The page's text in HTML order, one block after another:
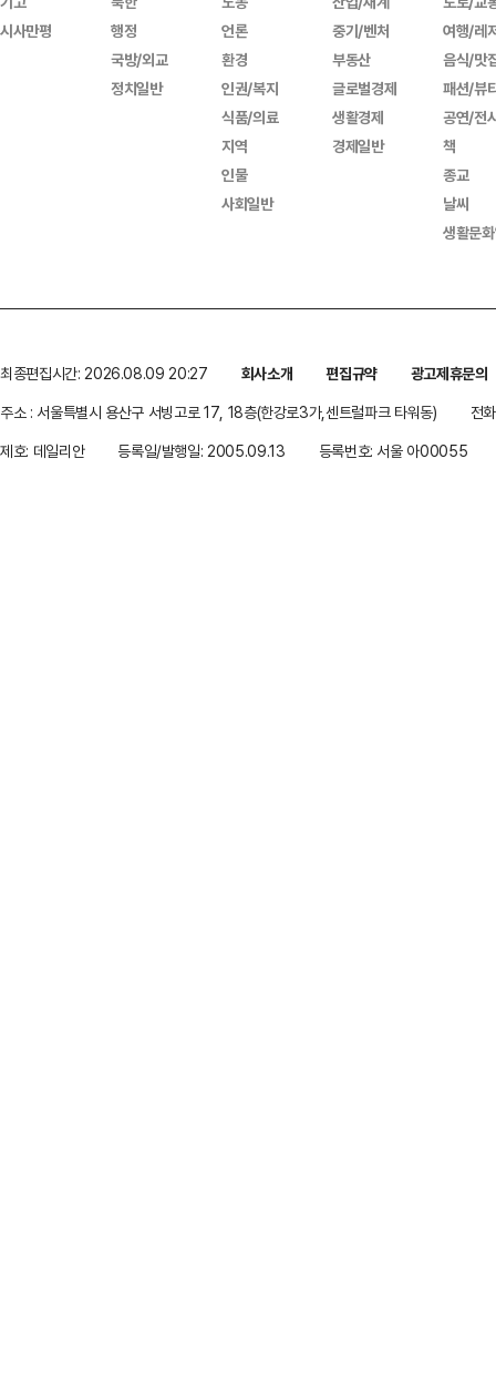
시사만평
행정
국방/외교
정치일반
언론
환경
인권/복지
식품/의료
지역
인물
사회일반
중기/벤처
부동산
글로벌경제
생활경제
경제일반
여행/레
음식/맛
패션/뷰
공연/전
책
종교
날씨
생활문
최종편집시간: 2026.08.09 20:27 회사소개 편집규약
광고제휴문의
주소 : 서울특별시 용산구 서빙고로 17, 18층(한강로3가,센트럴파크 타워동)
전
제호: 데일리안
등록일/발행일: 2005.09.13 등록번호: 서울 아00055